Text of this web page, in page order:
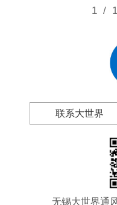
落
续
落
1/
联系大世界
无锡大世界通